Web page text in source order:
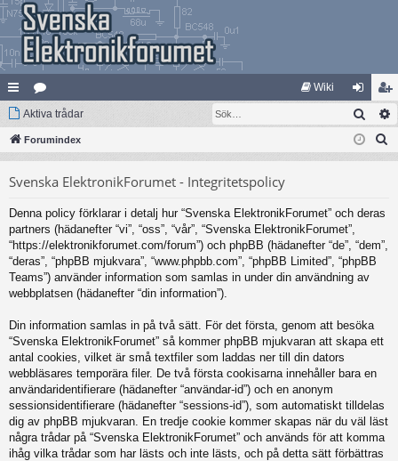
na
bb
ar
at
eg
Wiki
og
ga
li
m
m
Aktiva trådar Sök
Forumindex
Svenska ElektronikForumet - Integritetspolicy
Denna policy förklarar i detalj hur “Svenska ElektronikForumet” och deras
partners (hädanefter “vi”, “oss”, “vår”, “Svenska ElektronikForumet”,
“https://elektronikforumet.com/forum”) och phpBB (hädanefter “de”, “dem”,
“deras”, “phpBB mjukvara”, “www.phpbb.com”, “phpBB Limited”, “phpBB
Teams”) använder information som samlas in under din användning av
webbplatsen (hädanefter “din information”).
Din information samlas in på två sätt. För det första, genom att besöka
“Svenska ElektronikForumet” så kommer phpBB mjukvaran att skapa ett
antal cookies, vilket är små textfiler som laddas ner till din dators
webbläsares temporära filer. De två första cookisarna innehåller bara en
användaridentifierare (hädanefter “användar-id”) och en anonym
sessionsidentifierare (hädanefter “sessions-id”), som automatiskt tilldelas
dig av phpBB mjukvaran. En tredje cookie kommer skapas när du väl läst
några trådar på “Svenska ElektronikForumet” och används för att komma
ihåg vilka trådar som har lästs och inte lästs, och på detta sätt förbättras